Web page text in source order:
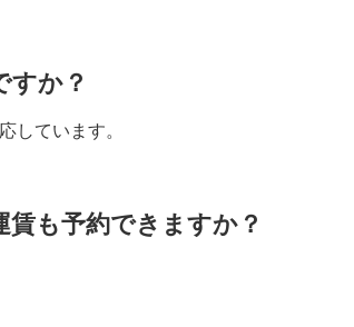
すか？
しています。
も予約できますか？